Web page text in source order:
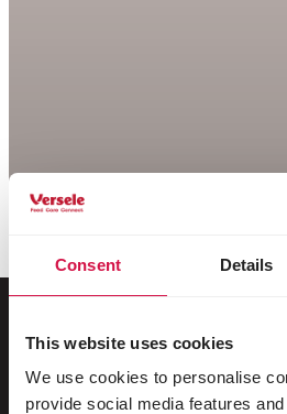
Consent Details
This website uses cookies
We use cookies to personalise
provide social media features
Pentru